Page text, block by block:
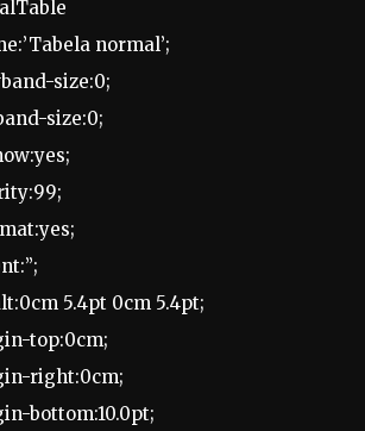
normal’;
size:0;
size:0;
5.4pt 0cm 5.4pt;
top:0cm;
right:0cm;
bottom:10.0pt;